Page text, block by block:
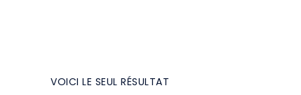
VOICI LE SEUL RÉSULTAT